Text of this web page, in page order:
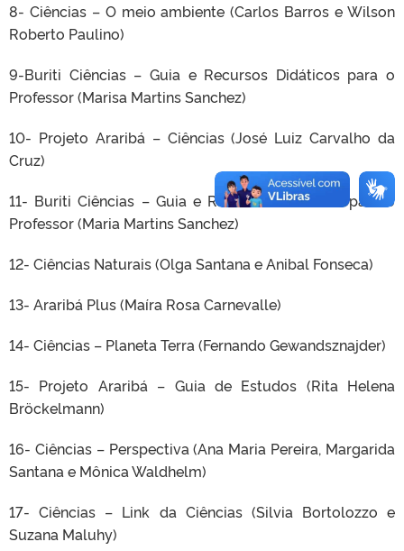
8- Ciências – O meio ambiente (Carlos Barros e Wilson
Roberto Paulino)
9-Buriti Ciências – Guia e Recursos Didáticos para o
Professor (Marisa Martins Sanchez)
10- Projeto Araribá – Ciências (José Luiz Carvalho da
Cruz)
11- Buriti Ciências – Guia e Recursos Didáticos para o
Professor (Maria Martins Sanchez)
12- Ciências Naturais (Olga Santana e Anibal Fonseca)
13- Araribá Plus (Maíra Rosa Carnevalle)
14- Ciências – Planeta Terra (Fernando Gewandsznajder)
15- Projeto Araribá – Guia de Estudos (Rita Helena
Bröckelmann)
16- Ciências – Perspectiva (Ana Maria Pereira, Margarida
Santana e Mônica Waldhelm)
17- Ciências – Link da Ciências (Silvia Bortolozzo e
Suzana Maluhy)